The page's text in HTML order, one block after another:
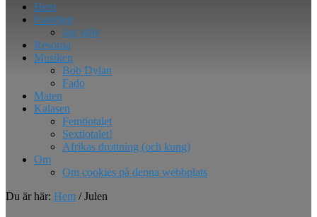
Hem
Familjen
Jag själv
Resorna
Musiken
Bob Dylan
Fado
Maten
Kalasen
Femtiotalet
Sextiotalet!
Afrikas drottning (och kung)
Om
Om cookies på denna webbplats
Du är här: Hem /Julen